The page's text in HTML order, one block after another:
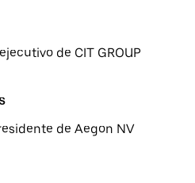
de CIT GROUP
de Aegon NV